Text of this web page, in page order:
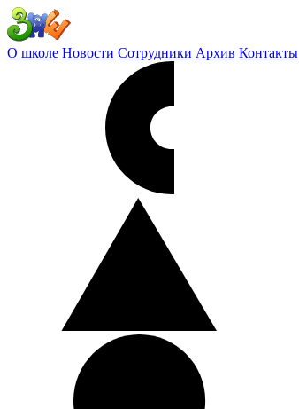
О школе Новости Сотрудники Архив Контакты